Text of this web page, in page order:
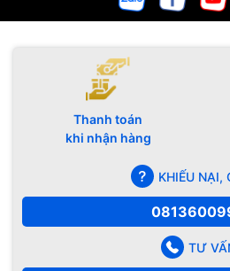
Thanh toán
khi nhận hàng
KHIẾU NẠI,
TƯ